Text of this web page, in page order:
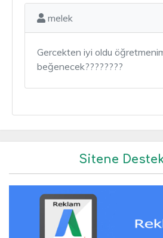
melek
Gercekten iyi oldu
beğenecek????????
Sitene